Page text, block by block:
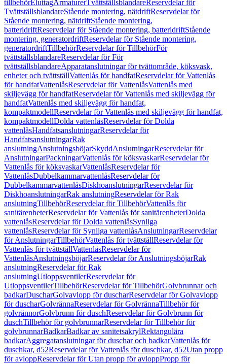
tillbehörEluttagArmaturerTvättställsblandareReservdelar för
TvättställsblandareStående montering, nätdriftReservdelar för
Stående montering, nätdriftStående montering,
batteridriftReservdelar för Stående montering, batteridriftStående
montering, generatordriftReservdelar för Stående montering,
generatordriftTillbehörReservdelar för TillbehörFör
tvättställsblandareReservdelar för För
tvättställsblandareApparatanslutningar för tvättområde, köksvask,
enheter och tvättställVattenlås för handfatReservdelar för Vattenlås
för handfatVattenlåsReservdelar för VattenlåsVattenlås med
skiljevägg för handfatReservdelar för Vattenlås med skiljevägg för
handfatVattenlås med skiljevägg för handfat,
kompaktmodellReservdelar för Vattenlås med skiljevägg för handfat,
kompaktmodellDolda vattenlåsReservdelar för Dolda
vattenlåsHandfatsanslutningarReservdelar för
HandfatsanslutningarRak
anslutningAnslutningsböjarSkyddAnslutningarReservdelar för
AnslutningarPackningarVattenlås för köksvaskarReservdelar för
Vattenlås för köksvaskarVattenlåsReservdelar för
VattenlåsDubbelkammarvattenlåsReservdelar för
DubbelkammarvattenlåsDiskhoanslutningarReservdelar för
DiskhoanslutningarRak anslutningReservdelar för Rak
anslutningTillbehörReservdelar för TillbehörVattenlås för
sanitärenheterReservdelar för Vattenlås för sanitärenheterDolda
vattenlåsReservdelar för Dolda vattenlåsSynliga
vattenlåsReservdelar för Synliga vattenlåsAnslutningarReservdelar
för AnslutningarTillbehörVattenlås för tvättställReservdelar för
Vattenlås för tvättställVattenlåsReservdelar för
VattenlåsAnslutningsböjarReservdelar för AnslutningsböjarRak
anslutningReservdelar för Rak
anslutningUtloppsventilerReservdelar för
UtloppsventilerTillbehörReservdelar för TillbehörGolvbrunnar och
badkarDuscharGolvavlopp för duscharReservdelar för Golvavlopp
för duscharGolvrännaReservdelar för GolvrännaTillbehör för
golvrännorGolvbrunn för duschReservdelar för Golvbrunn för
duschTillbehör för golvbrunnarReservdelar för Tillbehör för
golvbrunnarBadkarBadkar av sanitetsakrylRektangulära
badkarAggregatanslutningar för duschar och badkarVattenlås för
duschkar, d52Reservdelar för Vattenlås för duschkar, d52Utan propp
för avloppReservdelar för Utan propp för avloppPropp för